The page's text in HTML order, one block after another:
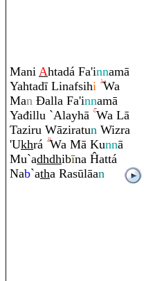
Mani Ahtadá Fa'innamā
Yahtadī Linafsihi Wa
Man Đalla Fa'innamā
Yađillu `Alayhā Wa Lā
Taziru Wāziratun Wizra
'Ukhrá Wa Mā Kunnā
Mu`adhdhibīna Ĥattá
Nab`atha Rasūlāan